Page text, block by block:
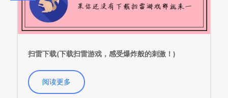
扫雷下载(下载扫雷游戏，感受爆炸般的刺激！)
阅读更多